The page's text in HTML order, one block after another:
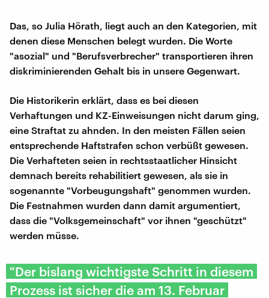
Das, so Julia Hörath, liegt auch an den Kategorien, mit
denen diese Menschen belegt wurden. Die Worte
"asozial" und "Berufsverbrecher" transportieren ihren
diskriminierenden Gehalt bis in unsere Gegenwart.
Die Historikerin erklärt, dass es bei diesen
Verhaftungen und KZ-Einweisungen nicht darum ging,
eine Straftat zu ahnden. In den meisten Fällen seien
entsprechende Haftstrafen schon verbüßt gewesen.
Die Verhafteten seien in rechtsstaatlicher Hinsicht
demnach bereits rehabilitiert gewesen, als sie in
sogenannte "Vorbeugungshaft" genommen wurden.
Die Festnahmen wurden dann damit argumentiert,
dass die "Volksgemeinschaft" vor ihnen "geschützt"
werden müsse.
"Der bislang wichtigste Schritt in diesem
Prozess ist sicher die am 13. Februar